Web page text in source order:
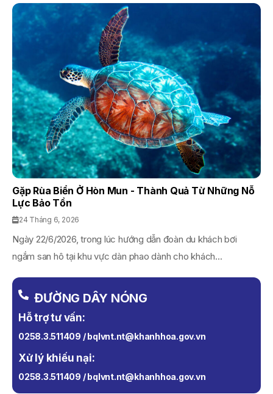
Gặp Rùa Biển Ở Hòn Mun - Thành Quả Từ Những Nỗ
Lực Bảo Tồn
24 Tháng 6, 2026
Ngày 22/6/2026, trong lúc hướng dẫn đoàn du khách bơi
ngắm san hô tại khu vực dàn phao dành cho khách...
ĐƯỜNG DÂY NÓNG
Hỗ trợ tư vấn:
0258.3.511409 / bqlvnt.nt@khanhhoa.gov.vn
Xử lý khiếu nại:
0258.3.511409 / bqlvnt.nt@khanhhoa.gov.vn